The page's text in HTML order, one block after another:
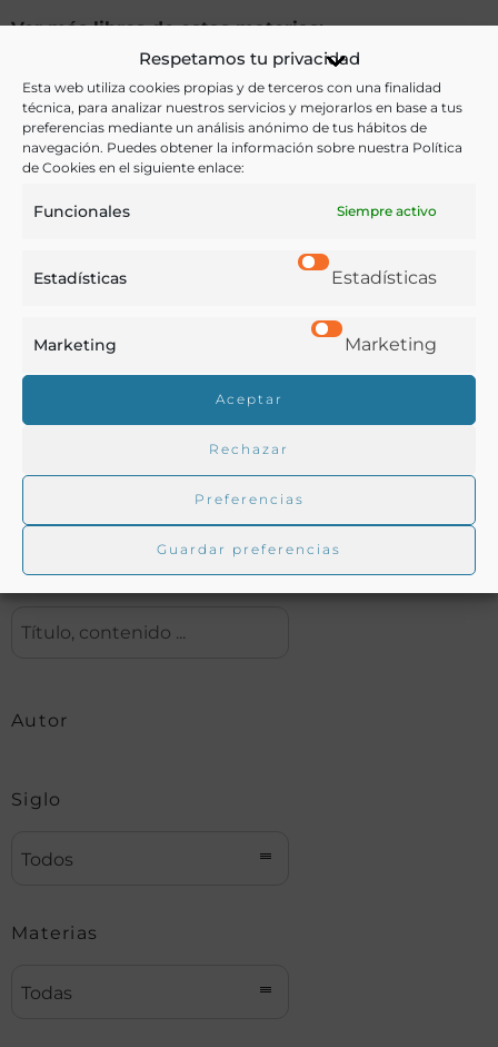
Respetamos tu privacidad
Esta web utiliza cookies propias y de terceros con una finalidad
técnica, para analizar nuestros servicios y mejorarlos en base a tus
preferencias mediante un análisis anónimo de tus hábitos de
navegación. Puedes obtener la información sobre nuestra Política
de Cookies en el siguiente enlace:
Funcionales Siempre activo
Estadísticas Estadísticas
Marketing Marketing
Aceptar
Rechazar
Preferencias
Guardar preferencias
Ver más libros de estas materias:
Bebidas , Hostelería ,Literatura
Ver más libros con las palabras clave:
Cafeterías
Buscar en la biblioteca
Biblioteca digital Duque de Ahumada
Buscar
Autor
Siglo
Todos
Materias
Todas